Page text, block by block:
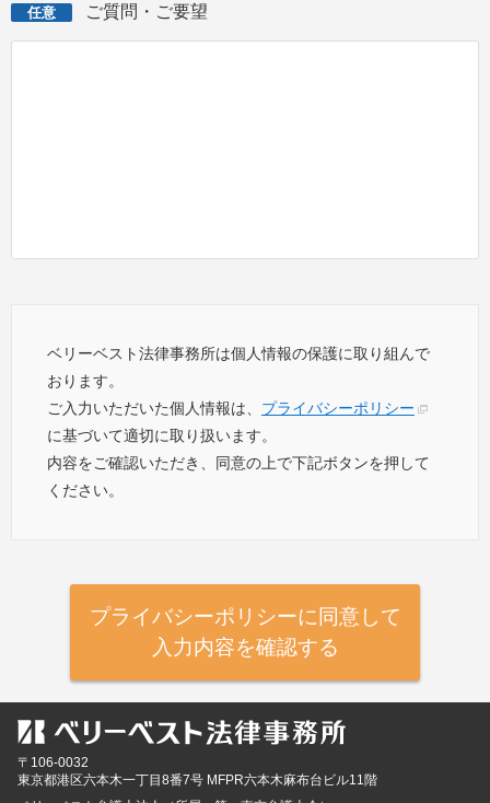
任意 ご質問・ご要望
ベリーベスト法律事務所は個人情報の保護に取り組んで
おります。
ご入力いただいた個人情報は、 プライバシーポリシー
に基づいて適切に取り扱います。
内容をご確認いただき、同意の上で下記ボタンを押して
ください。
プライバシーポリシーに同意して
入力内容を確認する
〒106-0032
東京都港区六本木一丁目8番7号 MFPR六本木麻布台ビル11階